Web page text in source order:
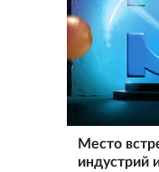
Место
индустрий